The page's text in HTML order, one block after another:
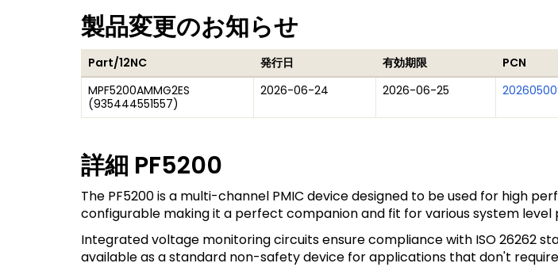
製品変更のお知らせ
Part/12NC 発行日 有効期限 PCN
MPF5200AMMG2ES
(935444551557)
2026-06-24 2026-06-25
詳細 PF5200
The PF5200 is a multi-channel PMIC device designed to be used for high
configurable making it a perfect companion and fit for various system level
Integrated voltage monitoring circuits ensure compliance with ISO 26262
available as a standard non-safety device for applications that don't